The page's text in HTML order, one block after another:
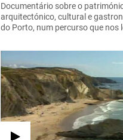
Documentário sobre o
arquitectónico, cultural e
do Porto, num percurso que nos